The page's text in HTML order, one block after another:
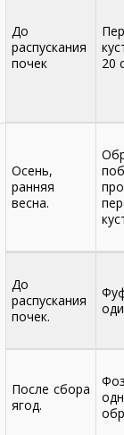
До
распускания
почек
20
Осень,
ранняя
весна.
До
распускания
почек.
После сбора
ягод.